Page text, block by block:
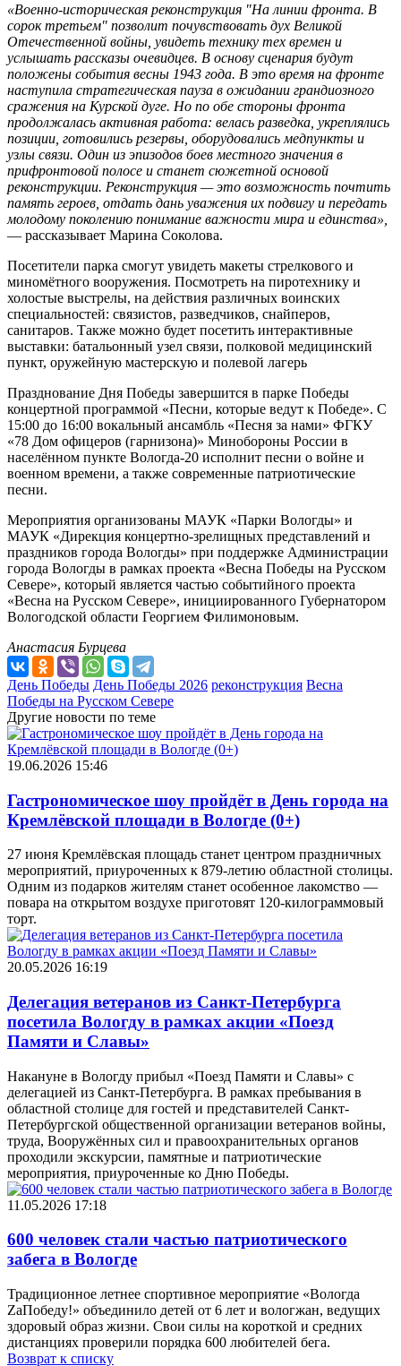
«Военно-историческая реконструкция "На линии фронта. В
сорок третьем" позволит почувствовать дух Великой
Отечественной войны, увидеть технику тех времен и
услышать рассказы очевидцев. В основу сценария будут
положены события весны 1943 года. В это время на фронте
наступила стратегическая пауза в ожидании грандиозного
сражения на Курской дуге. Но по обе стороны фронта
продолжалась активная работа: велась разведка, укреплялись
позиции, готовились резервы, оборудовались медпункты и
узлы связи. Один из эпизодов боев местного значения в
прифронтовой полосе и станет сюжетной основой
реконструкции. Реконструкция — это возможность почтить
память героев, отдать дань уважения их подвигу и передать
молодому поколению понимание важности мира и единства»,
— рассказывает Марина Соколова.
Посетители парка смогут увидеть макеты стрелкового и
миномётного вооружения. Посмотреть на пиротехнику и
холостые выстрелы, на действия различных воинских
специальностей: связистов, разведчиков, снайперов,
санитаров. Также можно будет посетить интерактивные
выставки: батальонный узел связи, полковой медицинский
пункт, оружейную мастерскую и полевой лагерь
Празднование Дня Победы завершится в парке Победы
концертной программой «Песни, которые ведут к Победе». С
15:00 до 16:00 вокальный ансамбль «Песня за нами» ФГКУ
«78 Дом офицеров (гарнизона)» Минобороны России в
населённом пункте Вологда-20 исполнит песни о войне и
военном времени, а также современные патриотические
песни.
Мероприятия организованы МАУК «Парки Вологды» и
МАУК «Дирекция концертно-зрелищных представлений и
праздников города Вологды» при поддержке Администрации
города Вологды в рамках проекта «Весна Победы на Русском
Севере», который является частью событийного проекта
«Весна на Русском Севере», инициированного Губернатором
Вологодской области Георгием Филимоновым.
Анастасия Бурцева
День Победы День Победы 2026 реконструкция Весна
Победы на Русском Севере
Другие новости по теме
19.06.2026 15:46
Гастрономическое шоу пройдёт в День города на
Кремлёвской площади в Вологде (0+)
27 июня Кремлёвская площадь станет центром праздничных
мероприятий, приуроченных к 879-летию областной столицы.
Одним из подарков жителям станет особенное лакомство —
повара на открытом воздухе приготовят 120-килограммовый
торт.
20.05.2026 16:19
Делегация ветеранов из Санкт-Петербурга
посетила Вологду в рамках акции «Поезд
Памяти и Славы»
Накануне в Вологду прибыл «Поезд Памяти и Славы» с
делегацией из Санкт-Петербурга. В рамках пребывания в
областной столице для гостей и представителей Санкт-
Петербургской общественной организации ветеранов войны,
труда, Вооружённых сил и правоохранительных органов
проходили экскурсии, памятные и патриотические
мероприятия, приуроченные ко Дню Победы.
11.05.2026 17:18
600 человек стали частью патриотического
забега в Вологде
Традиционное летнее спортивное мероприятие «Вологда
ZаПобеду!» объединило детей от 6 лет и вологжан, ведущих
здоровый образ жизни. Свои силы на короткой и средних
дистанциях проверили порядка 600 любителей бега.
Возврат к списку